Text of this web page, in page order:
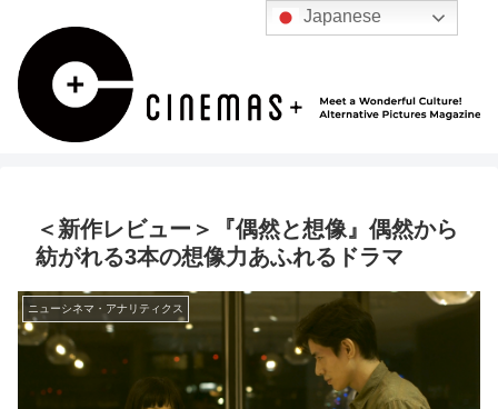
＜新作レビュー＞『偶然と想像』偶然から
紡がれる3本の想像力あふれるドラマ
ニューシネマ・アナリティクス
Japanese